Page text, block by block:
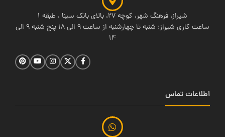
شیراز، فرهنگ شهر، کوچه 27، بالای بانک سینا ، طبقه 1
ساعت کاری شیراز: شنبه تا چهارشنبه از ساعت 9 الی 18 پنج شنبه 9 الی
14
اطلاعات تماس